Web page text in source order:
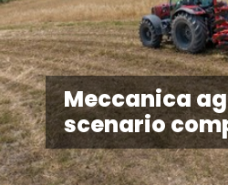
Meccanica
scenario